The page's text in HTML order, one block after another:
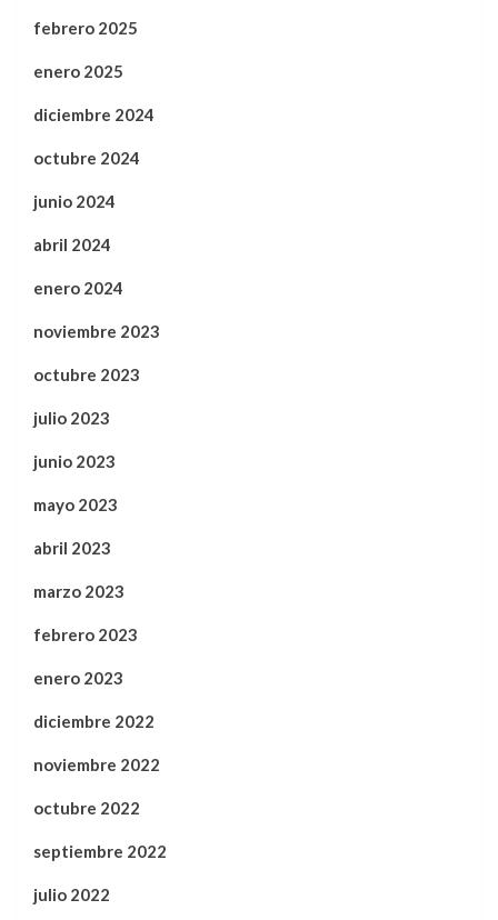
febrero 2025
enero 2025
diciembre 2024
octubre 2024
junio 2024
abril 2024
enero 2024
noviembre 2023
octubre 2023
julio 2023
junio 2023
mayo 2023
abril 2023
marzo 2023
febrero 2023
enero 2023
diciembre 2022
noviembre 2022
octubre 2022
septiembre 2022
julio 2022